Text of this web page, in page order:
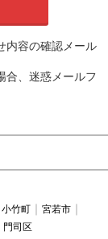
内容の確認メール
合、迷惑メールフ
小竹町
宮若市
門司区